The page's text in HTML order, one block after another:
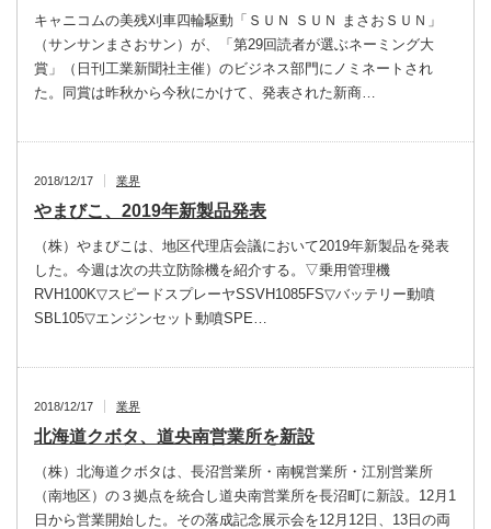
キャニコムの美残刈車四輪駆動「ＳＵＮ ＳＵＮ まさおＳＵＮ」
（サンサンまさおサン）が、「第29回読者が選ぶネーミング大
賞」（日刊工業新聞社主催）のビジネス部門にノミネートされ
た。同賞は昨秋から今秋にかけて、発表された新商…
2018/12/17 業界
やまびこ、2019年新製品発表
（株）やまびこは、地区代理店会議において2019年新製品を発表
した。今週は次の共立防除機を紹介する。▽乗用管理機
RVH100K▽スピードスプレーヤSSVH1085FS▽バッテリー動噴
SBL105▽エンジンセット動噴SPE…
2018/12/17 業界
北海道クボタ、道央南営業所を新設
（株）北海道クボタは、長沼営業所・南幌営業所・江別営業所
（南地区）の３拠点を統合し道央南営業所を長沼町に新設。12月1
日から営業開始した。その落成記念展示会を12月12日、13日の両